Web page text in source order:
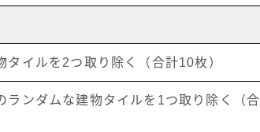
タイルを2つ取り除く（合計10枚）
ランダムな建物タイルを1つ取り除く（合